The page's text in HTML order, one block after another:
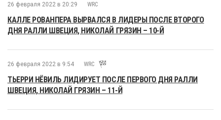
26 февраля 2022 в 20:29 WRC
КАЛЛЕ РОВАНПЕРА ВЫРВАЛСЯ В ЛИДЕРЫ ПОСЛЕ ВТОРОГО
ДНЯ РАЛЛИ ШВЕЦИЯ, НИКОЛАЙ ГРЯЗИН – 10-Й
26 февраля 2022 в 9:54 WRC
ТЬЕРРИ НЁВИЛЬ ЛИДИРУЕТ ПОСЛЕ ПЕРВОГО ДНЯ РАЛЛИ
ШВЕЦИЯ, НИКОЛАЙ ГРЯЗИН – 11-Й